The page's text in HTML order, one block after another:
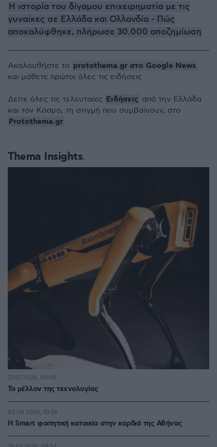
Η ιστορία του δίγαμου επιχειρηματία με τις
γυναίκες σε Ελλάδα και Ολλανδία - Πώς
αποκαλύφθηκε, πλήρωσε 30.000 αποζημίωση
Thema Insights
Το μέλλον της τεχνολογίας
27.07.2026, 06:00
Η Smart φοιτητική κατοικία στην καρδιά της Αθήνας
03.08.2026, 10:56
Ακολουθήστε το protothema.gr στο Google News
και μάθετε πρώτοι όλες τις ειδήσεις
Δείτε όλες τις τελευταίες Ειδήσεις από την Ελλάδα
και τον Κόσμο, τη στιγμή που συμβαίνουν, στο
Protothema.gr